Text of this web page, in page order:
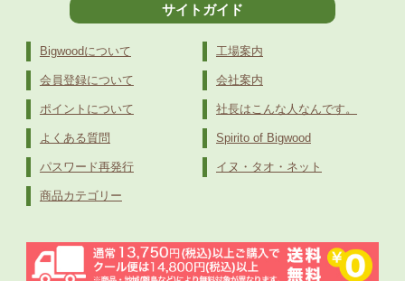
サイトガイド
Bigwoodについて
会員登録について
ポイントについて
よくある質問
パスワード再発行
商品カテゴリー
工場案内
会社案内
社長はこんな人なんです。
Spirito of Bigwood
イヌ・タオ・ネット